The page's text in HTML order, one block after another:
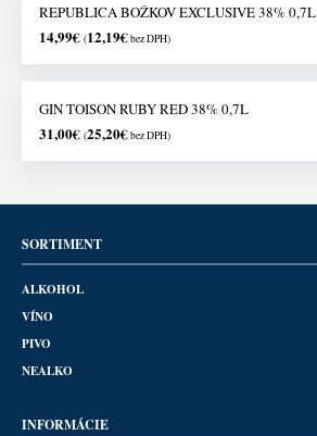
REPUBLICA BOŽKOV EXCLUSIVE 38% 0,7L
14,99€ (12,19€bez DPH)
GIN TOISON RUBY RED 38% 0,7L
31,00€ (25,20€bez DPH)
SORTIMENT
ALKOHOL
VÍNO
PIVO
NEALKO
INFORMÁCIE